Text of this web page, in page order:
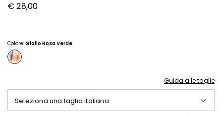
€ 28,00
Colore:Giallo Rosa Verde
Guida alle taglie
Seleziona una taglia italiana